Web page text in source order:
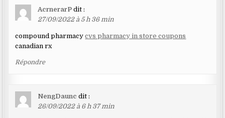
AcrnerarP dit :
27/09/2022 à 5 h 36 min
compound pharmacycvs pharmacy in store coupons
canadian rx
Répondre
NengDaunc dit :
26/09/2022 à 6 h 37 min